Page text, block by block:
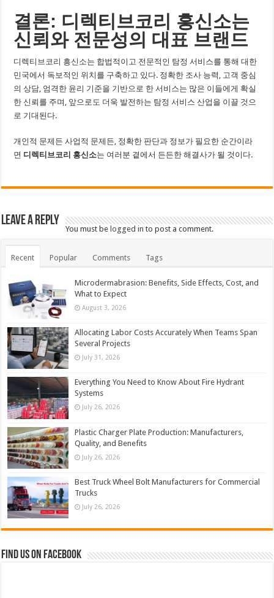
결론: 디렉티브코리 흥신소는
신뢰와 전문성의 대표 브랜드
디렉티브코리 흥신소는 합법적이고 전문적인 탐정 서비스를 통해 대한
민국에서 독보적인 위치를 구축하고 있다. 정확한 조사 능력, 고객 중심
의 상담, 엄격한 윤리 기준을 기반으로 한 서비스는 많은 이들에게 확실
한 신뢰를 주며, 앞으로도 더욱 발전하는 탐정 서비스 산업을 이끌 것으
로 기대된다.
개인적 문제든 사업적 문제든, 정확한 판단과 정보가 필요한 순간이라
면 디렉티브코리 흥신소는 여러분 곁에서 든든한 해결사가 될 것이다.
Leave a Reply
You must be logged in to post a comment.
Recent Popular Comments Tags
Microdermabrasion: Benefits, Side Effects, Cost, and
What to Expect
August 3, 2026
Allocating Labor Costs Accurately When Teams Span
Several Projects
July 31, 2026
Everything You Need to Know About Fire Hydrant
Systems
July 26, 2026
Plastic Charger Plate Production: Manufacturers,
Quality, and Benefits
July 26, 2026
Best Truck Wheel Bolt Manufacturers for Commercial
Trucks
July 26, 2026
Find us on Facebook